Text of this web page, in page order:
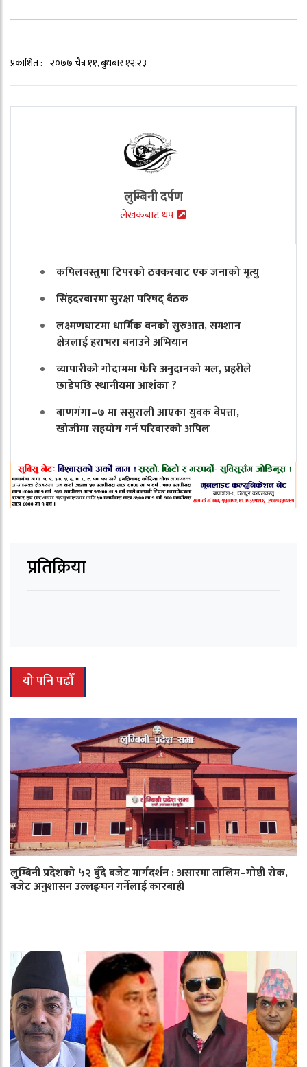
प्रकाशित : २०७७ चैत्र ११, बुधबार १२:२३
लुम्बिनी दर्पण
लेखकबाट थप
कपिलवस्तुमा टिपरको ठक्करबाट एक जनाको मृत्यु
सिंहदरबारमा सुरक्षा परिषद् बैठक
लक्ष्मणघाटमा धार्मिक वनको सुरुआत, समशान
क्षेत्रलाई हराभरा बनाउने अभियान
व्यापारीको गोदाममा फेरि अनुदानको मल, प्रहरीले
छाडेपछि स्थानीयमा आशंका ?
बाणगंगा–७ मा ससुराली आएका युवक बेपत्ता,
खोजीमा सहयोग गर्न परिवारको अपिल
प्रतिक्रिया
यो पनि पढौँ
लुम्बिनी प्रदेशको ५२ बुँदे बजेट मार्गदर्शन : असारमा तालिम–गोष्ठी रोक,
बजेट अनुशासन उल्लङ्घन गर्नेलाई कारबाही